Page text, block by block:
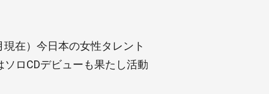
在）今日本の女性タレント
ロCDデビューも果たし活動